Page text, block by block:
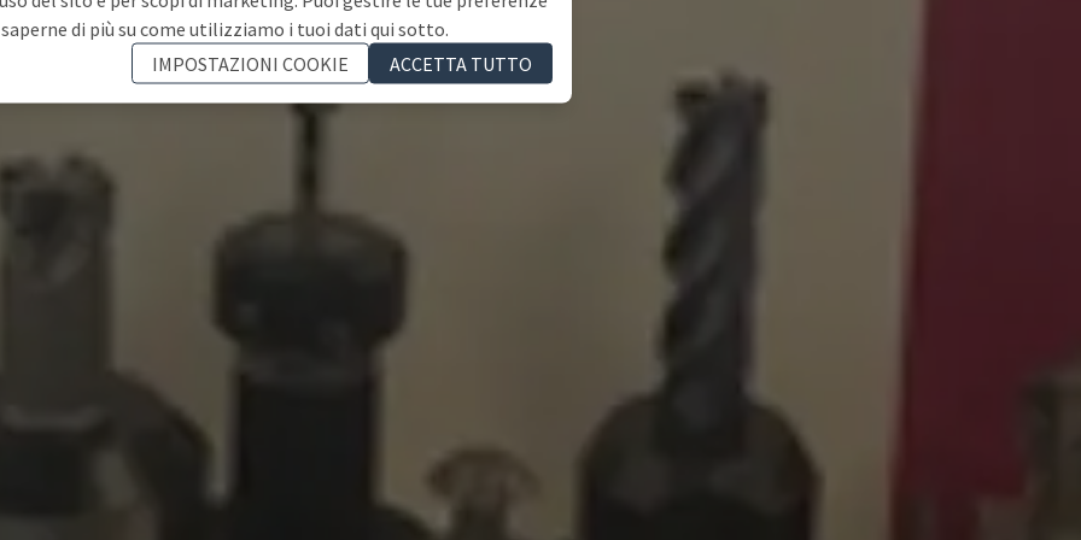
di più su come utilizziamo i tuoi dati qui sotto.
IMPOSTAZIONI COOKIE
ACCETTA TUTTO